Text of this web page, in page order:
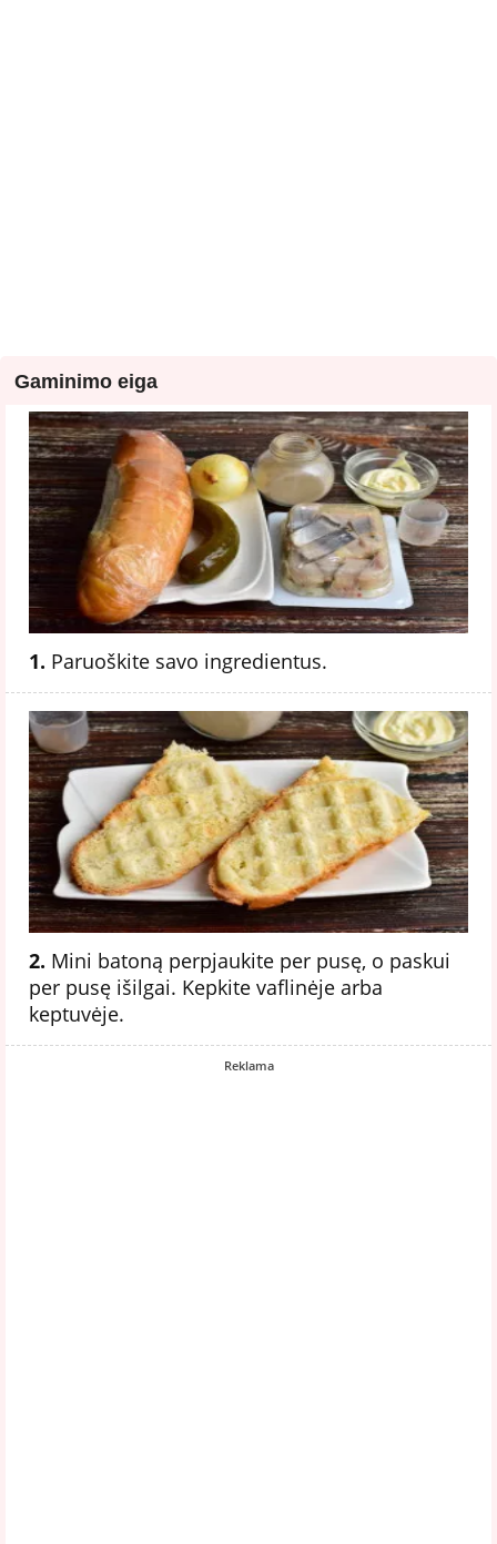
Gaminimo eiga
1. Paruoškite savo ingredientus.
2. Mini batoną perpjaukite per pusę, o paskui
per pusę išilgai. Kepkite vaflinėje arba
keptuvėje.
Reklama